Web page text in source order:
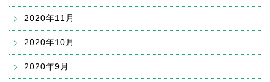
2020年11月
2020年10月
2020年9月